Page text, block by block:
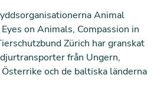
Animal
on Animals, Compassion in
Zürich har granskat
från Ungern,
och de baltiska länderna